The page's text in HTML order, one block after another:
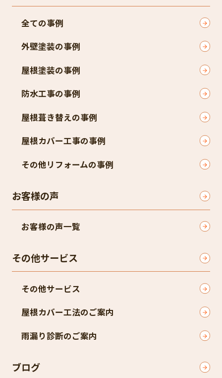
全ての事例
外壁塗装の事例
屋根塗装の事例
防水工事の事例
屋根葺き替えの事例
屋根カバー工事の事例
その他リフォームの事例
お客様の声
お客様の声一覧
その他サービス
その他サービス
屋根カバー工法のご案内
雨漏り診断のご案内
ブログ